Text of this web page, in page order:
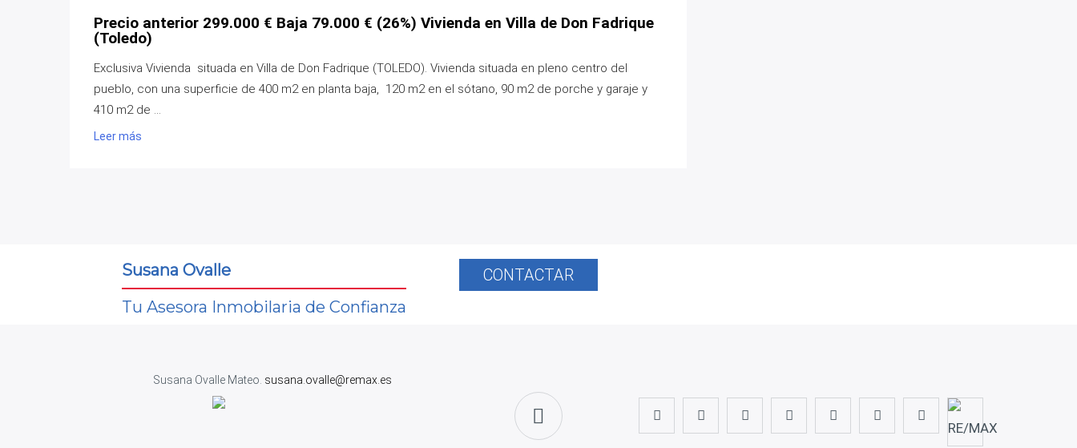
Precio anterior 299.000 € Baja 79.000 € (26%) Vivienda en Villa de Don Fadrique
(Toledo)
Exclusiva Vivienda situada en Villa de Don Fadrique (TOLEDO). Vivienda situada en pleno centro del
pueblo, con una superficie de 400 m2 en planta baja, 120 m2 en el sótano, 90 m2 de porche y garaje y
410 m2 de ...
Leer más
Susana Ovalle
Tu Asesora Inmobilaria de Confianza
CONTACTAR
Susana Ovalle Mateo. susana.ovalle@remax.es